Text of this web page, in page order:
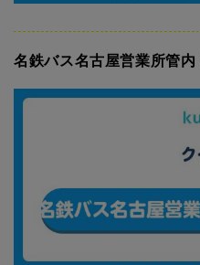
名鉄バス名古屋営業所管